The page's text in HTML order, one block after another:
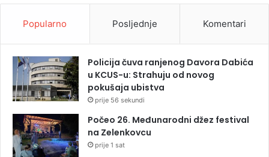
Popularno Posljednje Komentari
Policija čuva ranjenog Davora Dabića
u KCUS-u: Strahuju od novog
pokušaja ubistva
prije 56 sekundi
Počeo 26. Međunarodni džez festival
na Zelenkovcu
prije 1 sat